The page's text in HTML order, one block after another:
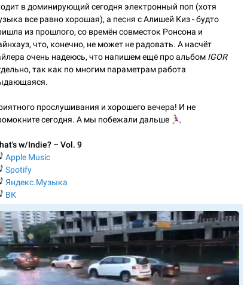
в доминирующий сегодня электронный поп (хотя
все равно хорошая), а песня с Алишей Киз - будто
из прошлого, со времён совместок Ронсона и
что, конечно, не может не радовать. А насчёт
очень надеюсь, что напишем ещё про альбом IGOR
так как по многим параметрам работа
прослушивания и хорошего вечера! И не
сегодня. А мы побежали дальше
🏃🏻‍♂️
w/Indie? – Vol. 9
Apple Music
Spotify
Яндекс.Музыка
ВК